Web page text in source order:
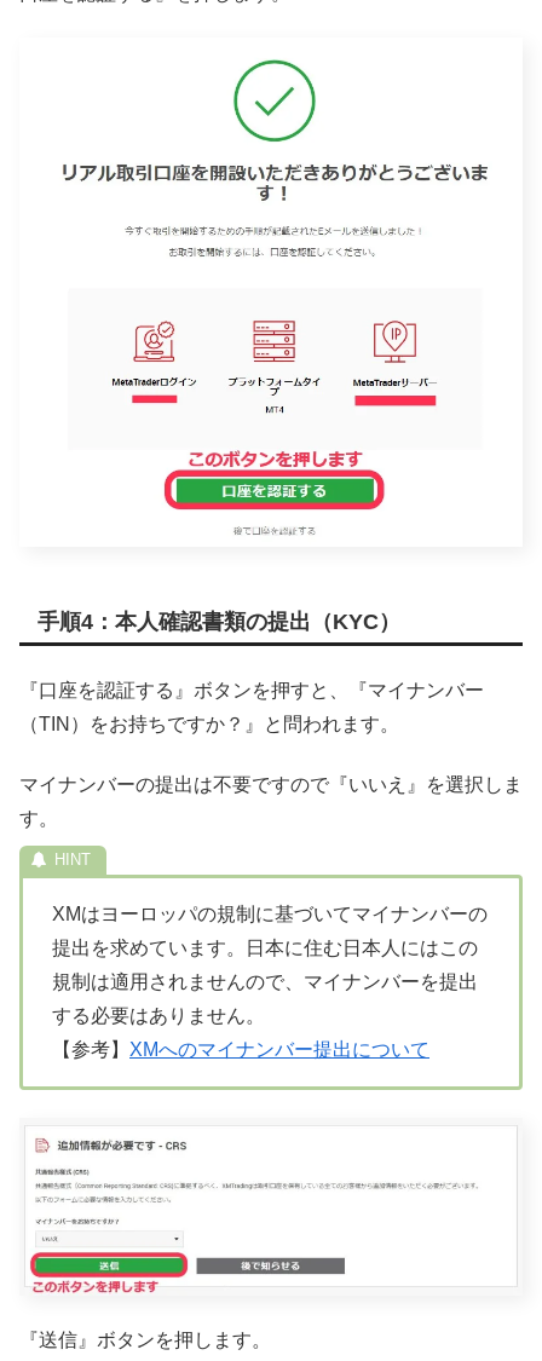
手順4：本人確認書類の提出（KYC）
『口座を認証する』ボタンを押すと、『マイナンバー
（TIN）をお持ちですか？』と問われます。
マイナンバーの提出は不要ですので『いいえ』を選択しま
す。
XMはヨーロッパの規制に基づいてマイナンバーの
提出を求めています。日本に住む日本人にはこの
規制は適用されませんので、マイナンバーを提出
する必要はありません。
【参考】 XMへのマイナンバー提出について
『送信』ボタンを押します。